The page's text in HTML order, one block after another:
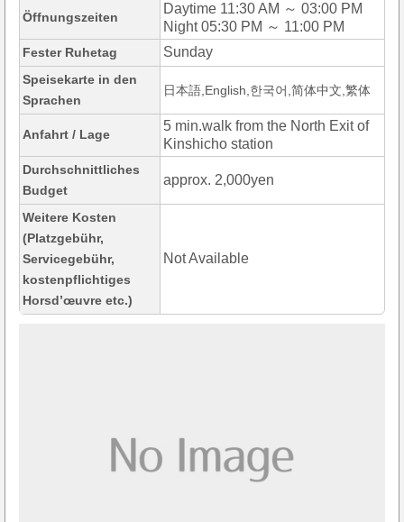
Öffnungszeiten
Daytime 11:30 AM ～ 03:00 PM
Night 05:30 PM ～ 11:00 PM
Fester Ruhetag Sunday
Speisekarte in den
Sprachen
日本語,English,한국어,简体中文,繁体
Anfahrt / Lage
5 min.walk from the North Exit of
Kinshicho station
Durchschnittliches
Budget
approx. 2,000yen
Weitere Kosten
(Platzgebühr,
Servicegebühr,
kostenpflichtiges
Horsd’œuvre etc.)
Not Available